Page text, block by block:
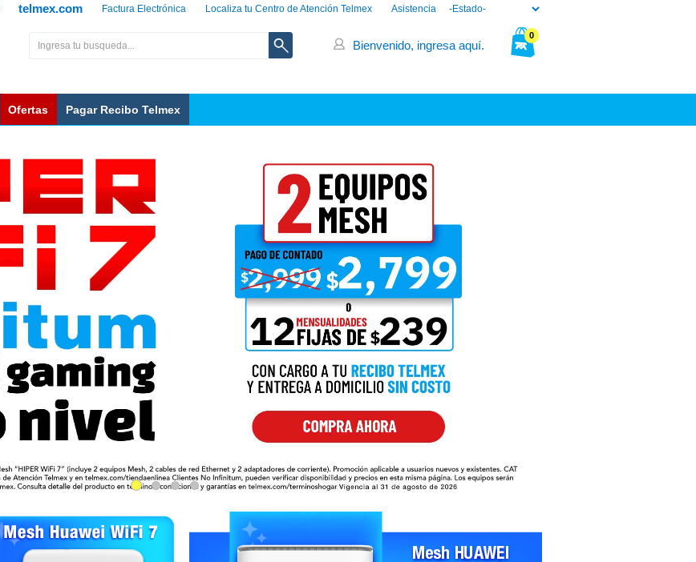
Asistencia
Localiza tu Centro de Atención Telmex
Factura Electrónica
telmex.com
0
Bienvenido, ingresa aquí.
Ofertas Pagar Recibo Telmex